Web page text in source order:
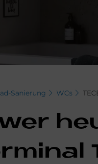
Sanierung WCs